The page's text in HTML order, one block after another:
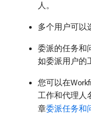
人。
多个用户可以
委派的任务和
如委派用户的
您可以在
工作和代理人
章委派任务和